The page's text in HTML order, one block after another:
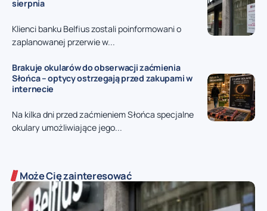
sierpnia
Klienci banku Belfius zostali poinformowani o
zaplanowanej przerwie w...
Brakuje okularów do obserwacji zaćmienia
Słońca – optycy ostrzegają przed zakupami w
internecie
Na kilka dni przed zaćmieniem Słońca specjalne
okulary umożliwiające jego...
Może Cię zainteresować